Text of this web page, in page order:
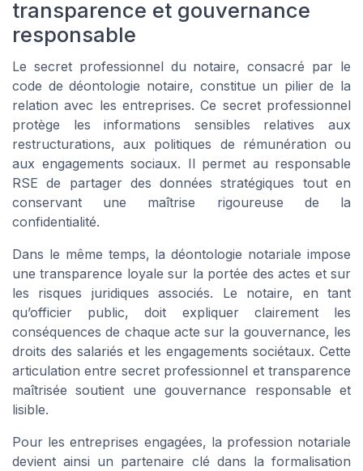
transparence et gouvernance
responsable
Le secret professionnel du notaire, consacré par le
code de déontologie notaire, constitue un pilier de la
relation avec les entreprises. Ce secret professionnel
protège les informations sensibles relatives aux
restructurations, aux politiques de rémunération ou
aux engagements sociaux. Il permet au responsable
RSE de partager des données stratégiques tout en
conservant une maîtrise rigoureuse de la
confidentialité.
Dans le même temps, la déontologie notariale impose
une transparence loyale sur la portée des actes et sur
les risques juridiques associés. Le notaire, en tant
qu’officier public, doit expliquer clairement les
conséquences de chaque acte sur la gouvernance, les
droits des salariés et les engagements sociétaux. Cette
articulation entre secret professionnel et transparence
maîtrisée soutient une gouvernance responsable et
lisible.
Pour les entreprises engagées, la profession notariale
devient ainsi un partenaire clé dans la formalisation